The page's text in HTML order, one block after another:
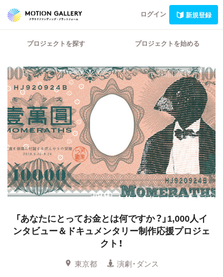
ログイン 新規登録
プロジェクトを探す プロジェクトを始める
「あなたにとってお金とは何ですか？」1,000人イ
ンタビュー＆ドキュメンタリー制作応援プロジェ
クト！
東京都
演劇・ダンス